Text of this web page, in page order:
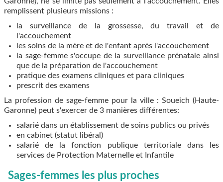
remplissent plusieurs missions :
la surveillance de la grossesse, du travail et de
l'accouchement
les soins de la mère et de l'enfant après l'accouchement
la sage-femme s'occupe de la surveillance prénatale ainsi
que de la préparation de l'accouchement
pratique des examens cliniques et para cliniques
prescrit des examens
La profession de sage-femme pour la ville : Soueich (Haute-
Garonne) peut s'exercer de 3 manières différentes:
salarié dans un établissement de soins publics ou privés
en cabinet (statut libéral)
salarié de la fonction publique territoriale dans les
services de Protection Maternelle et Infantile
Sages-femmes les plus proches